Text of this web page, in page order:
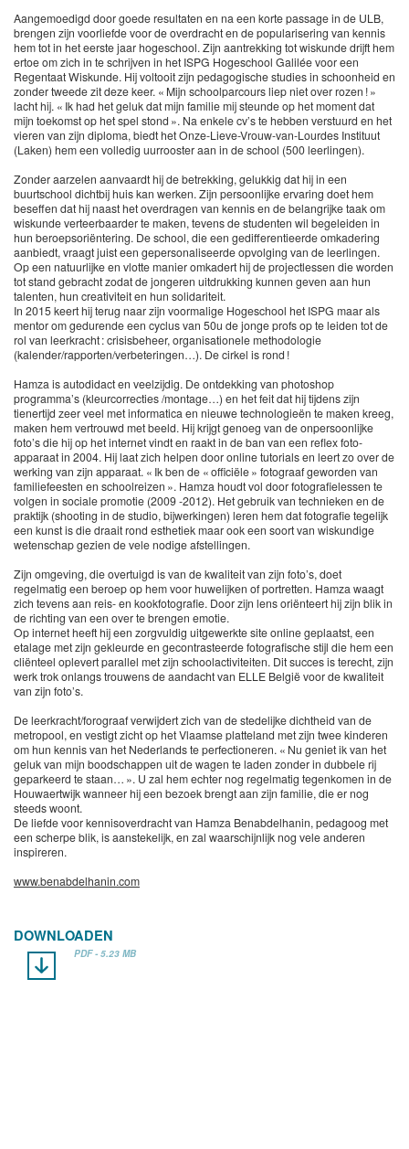
Aangemoedigd door goede resultaten en na een korte passage in de ULB,
brengen zijn voorliefde voor de overdracht en de popularisering van kennis
hem tot in het eerste jaar hogeschool. Zijn aantrekking tot wiskunde drijft hem
ertoe om zich in te schrijven in het ISPG Hogeschool Galilée voor een
Regentaat Wiskunde. Hij voltooit zijn pedagogische studies in schoonheid en
zonder tweede zit deze keer. « Mijn schoolparcours liep niet over rozen ! »
lacht hij. « Ik had het geluk dat mijn familie mij steunde op het moment dat
mijn toekomst op het spel stond ». Na enkele cv’s te hebben verstuurd en het
vieren van zijn diploma, biedt het Onze-Lieve-Vrouw-van-Lourdes Instituut
(Laken) hem een volledig uurrooster aan in de school (500 leerlingen).
Zonder aarzelen aanvaardt hij de betrekking, gelukkig dat hij in een
buurtschool dichtbij huis kan werken. Zijn persoonlijke ervaring doet hem
beseffen dat hij naast het overdragen van kennis en de belangrijke taak om
wiskunde verteerbaarder te maken, tevens de studenten wil begeleiden in
hun beroepsoriëntering. De school, die een gedifferentieerde omkadering
aanbiedt, vraagt juist een gepersonaliseerde opvolging van de leerlingen.
Op een natuurlijke en vlotte manier omkadert hij de projectlessen die worden
tot stand gebracht zodat de jongeren uitdrukking kunnen geven aan hun
talenten, hun creativiteit en hun solidariteit.
In 2015 keert hij terug naar zijn voormalige Hogeschool het ISPG maar als
mentor om gedurende een cyclus van 50u de jonge profs op te leiden tot de
rol van leerkracht : crisisbeheer, organisationele methodologie
(kalender/rapporten/verbeteringen…). De cirkel is rond !
Hamza is autodidact en veelzijdig. De ontdekking van photoshop
programma’s (kleurcorrecties /montage…) en het feit dat hij tijdens zijn
tienertijd zeer veel met informatica en nieuwe technologieën te maken kreeg,
maken hem vertrouwd met beeld. Hij krijgt genoeg van de onpersoonlijke
foto’s die hij op het internet vindt en raakt in de ban van een reflex foto-
apparaat in 2004. Hij laat zich helpen door online tutorials en leert zo over de
werking van zijn apparaat. « Ik ben de « officiële » fotograaf geworden van
familiefeesten en schoolreizen ». Hamza houdt vol door fotografielessen te
volgen in sociale promotie (2009 -2012). Het gebruik van technieken en de
praktijk (shooting in de studio, bijwerkingen) leren hem dat fotografie tegelijk
een kunst is die draait rond esthetiek maar ook een soort van wiskundige
wetenschap gezien de vele nodige afstellingen.
Zijn omgeving, die overtuigd is van de kwaliteit van zijn foto’s, doet
regelmatig een beroep op hem voor huwelijken of portretten. Hamza waagt
zich tevens aan reis- en kookfotografie. Door zijn lens oriënteert hij zijn blik in
de richting van een over te brengen emotie.
Op internet heeft hij een zorgvuldig uitgewerkte site online geplaatst, een
etalage met zijn gekleurde en gecontrasteerde fotografische stijl die hem een
cliënteel oplevert parallel met zijn schoolactiviteiten. Dit succes is terecht, zijn
werk trok onlangs trouwens de aandacht van ELLE België voor de kwaliteit
van zijn foto’s.
De leerkracht/forograaf verwijdert zich van de stedelijke dichtheid van de
metropool, en vestigt zicht op het Vlaamse platteland met zijn twee kinderen
om hun kennis van het Nederlands te perfectioneren. « Nu geniet ik van het
geluk van mijn boodschappen uit de wagen te laden zonder in dubbele rij
geparkeerd te staan… ». U zal hem echter nog regelmatig tegenkomen in de
Houwaertwijk wanneer hij een bezoek brengt aan zijn familie, die er nog
steeds woont.
De liefde voor kennisoverdracht van Hamza Benabdelhanin, pedagoog met
een scherpe blik, is aanstekelijk, en zal waarschijnlijk nog vele anderen
inspireren.
www.benabdelhanin.com
DOWNLOADEN
PDF - 5.23 MB